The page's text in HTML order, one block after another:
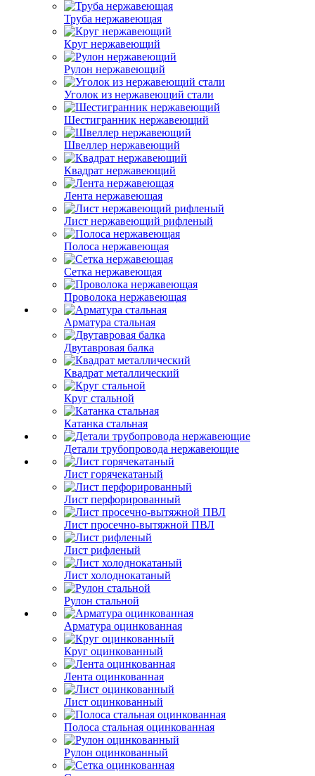
Труба нержавеющая
Круг нержавеющий
Рулон нержавеющий
Уголок из нержавеющий стали
Шестигранник нержавеющий
Швеллер нержавеющий
Квадрат нержавеющий
Лента нержавеющая
Лист нержавеющий рифленый
Полоса нержавеющая
Сетка нержавеющая
Проволока нержавеющая
Арматура стальная
Двутавровая балка
Квадрат металлический
Круг стальной
Катанка стальная
Детали трубопровода нержавеющие
Лист горячекатаный
Лист перфорированный
Лист просечно-вытяжной ПВЛ
Лист рифленый
Лист холоднокатаный
Рулон стальной
Арматура оцинкованная
Круг оцинкованный
Лента оцинкованная
Лист оцинкованный
Полоса стальная оцинкованная
Рулон оцинкованный